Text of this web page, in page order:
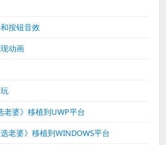
按钮音效
动画
婆》移植到UWP平台
老婆》移植到WINDOWS平台